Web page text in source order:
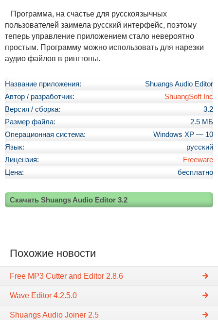
Программа, на счастье для русскоязычных
пользователей заимела русский интерфейс, поэтому
теперь управление приложением стало невероятно
простым. Программу можно использовать для нарезки
аудио файлов в рингтоны.
Название приложения:
Shuangs Audio Editor
Автор / разработчик:
ShuangSoft Inc
Версия / сборка:
3.2
Размер файла:
2.5 МБ
Операционная система:
Windows XP — 10
Язык:
русский
Лицензия:
Freeware
Цена:
бесплатно
Скачать Shuangs Audio Editor 3.2
Похожие новости
Free MP3 Cutter and Editor 2.8.6
Wave Editor 4.2.5.0
Shuangs Audio Joiner 2.5